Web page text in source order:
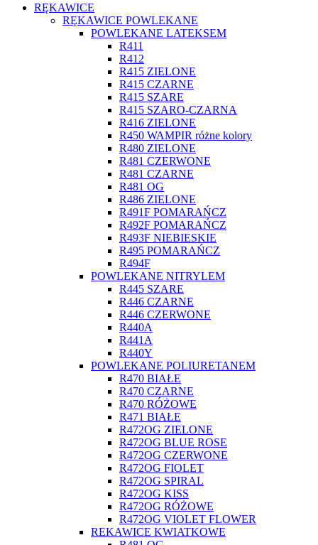
RĘKAWICE
RĘKAWICE POWLEKANE
POWLEKANE LATEKSEM
R411
R412
R415 ZIELONE
R415 CZARNE
R415 SZARE
R415 SZARO-CZARNA
R416 ZIELONE
R450 WAMPIR różne kolory
R480 ZIELONE
R481 CZERWONE
R481 CZARNE
R481 OG
R486 ZIELONE
R491F POMARAŃCZ
R492F POMARAŃCZ
R493F NIEBIESKIE
R495 POMARAŃCZ
R494F
POWLEKANE NITRYLEM
R445 SZARE
R446 CZARNE
R446 CZERWONE
R440A
R441A
R440Y
POWLEKANE POLIURETANEM
R470 BIAŁE
R470 CZARNE
R470 RÓŻOWE
R471 BIAŁE
R472OG ZIELONE
R472OG BLUE ROSE
R472OG CZERWONE
R472OG FIOLET
R472OG SPIRAL
R472OG KISS
R472OG RÓŻOWE
R472OG VIOLET FLOWER
REKAWICE KWIATKOWE